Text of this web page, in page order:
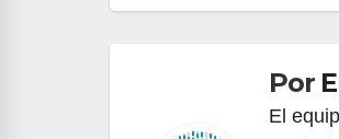
de
entradas
Por
El